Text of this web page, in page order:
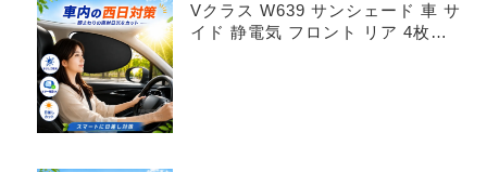
Vクラス W639 サンシェード 車 サ
イド 静電気 フロント リア 4枚セ